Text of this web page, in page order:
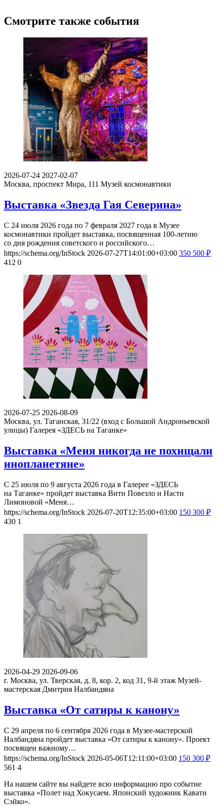
Смотрите также события
2026-07-24 2027-02-07
Москва, проспект Мира, 111 Музей космонавтики
Выставка «Звезда Гая Северина»
С 24 июля 2026 года по 7 февраля 2027 года в Музее
космонавтики пройдет выставка, посвященная 100-летию
со дня рождения советского и российского…
https://schema.org/InStock 2026-07-27T14:01:00+03:00 350 500 ₽
412 0
2026-07-25 2026-08-09
Москва, ул. Таганская, 31/22 (вход с Большой Андроньевской
улицы) Галерея «ЗДЕСЬ на Таганке»
Выставка «Меня никогда не похищали
инопланетяне»
С 25 июля по 9 августа 2026 года в Галерее «ЗДЕСЬ
на Таганке» пройдет выставка Вити Повезло и Насти
Лимоновой «Меня…
https://schema.org/InStock 2026-07-20T12:35:00+03:00 150 300 ₽
430 1
2026-04-29 2026-09-06
г. Москва, ул. Тверская, д. 8, кор. 2, код 31, 9-й этаж Музей-
мастерская Дмитрия Налбандяна
Выставка «От сатиры к канону»
С 29 апреля по 6 сентября 2026 года в Музее-мастерской
Налбандяна пройдет выставка «От сатиры к канону». Проект
посвящен важному…
https://schema.org/InStock 2026-05-06T12:11:00+03:00 150 300 ₽
561 4
На нашем сайте вы найдете всю информацию про событие
выставка «Полет над Хокусаем. Японский художник Кавати
Сэйко».